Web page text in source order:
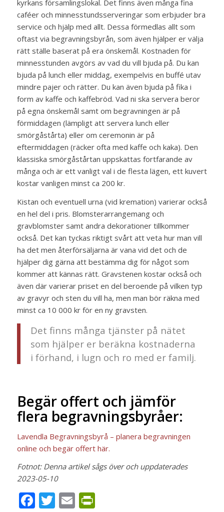
kyrkans församlingslokal. Det finns även många fina
caféer och minnesstundsserveringar som erbjuder bra
service och hjälp med allt. Dessa förmedlas allt som
oftast via begravningsbyrån, som även hjälper er välja
rätt ställe baserat på era önskemål. Kostnaden för
minnesstunden avgörs av vad du vill bjuda på. Du kan
bjuda på lunch eller middag, exempelvis en buffé utav
mindre pajer och rätter. Du kan även bjuda på fika i
form av kaffe och kaffebröd. Vad ni ska servera beror
på egna önskemål samt om begravningen är på
förmiddagen (lämpligt att servera lunch eller
smörgåstårta) eller om ceremonin är på
eftermiddagen (räcker ofta med kaffe och kaka). Den
klassiska smörgåstårtan uppskattas fortfarande av
många och är ett vanligt val i de flesta lägen, ett kuvert
kostar vanligen minst ca 200 kr.
Kistan och eventuell urna (vid kremation) varierar också
en hel del i pris. Blomsterarrangemang och
gravblomster samt andra dekorationer tillkommer
också. Det kan tyckas riktigt svårt att veta hur man vill
ha det men återförsäljarna är vana vid det och de
hjälper dig gärna att bestämma dig för något som
kommer att kännas rätt. Gravstenen kostar också och
även där varierar priset en del beroende på vilken typ
av gravyr och sten du vill ha, men man bör räkna med
minst ca 10 000 kr för en ny gravsten.
Det finns många tjänster på nätet
som hjälper er beräkna kostnaderna
i förhand, i lugn och ro med er familj.
Begär offert och jämför
flera begravningsbyråer:
Lavendla Begravningsbyrå – planera begravningen
online och begär offert här.
Fotnot: Denna artikel sågs över och uppdaterades
2023-05-10
Facebook
Twitter
EmailPrintFriendly